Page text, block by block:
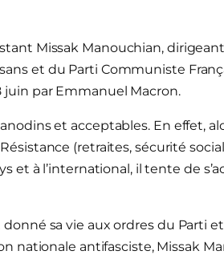
Missak Manouchian,
et du Parti Communiste
par Emmanuel Macron.
et acceptables. En effet,
(retraites, sécurité
et à l’international, il tente de
sa vie aux ordres du Parti
nationale antifasciste, Missak